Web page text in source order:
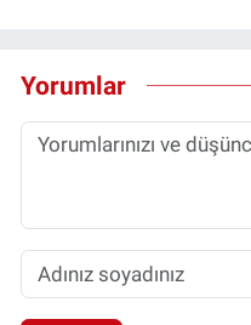
Yorumlar